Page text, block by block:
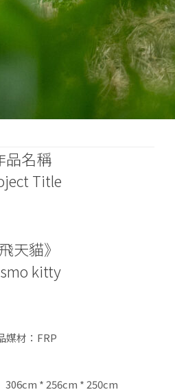
品名稱
Title
天貓》
kitty
媒材：FRP
306cm * 256cm * 250cm